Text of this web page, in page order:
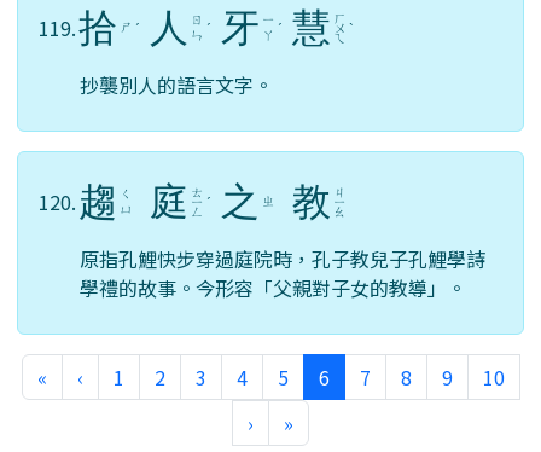
119.拾 ㄕ ˊ 人
ㄖ
ㄣ ˊ 牙 ㄧ
ㄚ ˊ 慧 ㄏ
ㄨ
ㄟ
ˋ
抄襲別人的語言文字。
120. 趨
ㄑ
ㄩ
庭 ㄊ
ㄧ
ㄥ
ˊ 之 ㄓ 教 ㄐ
ㄧ
ㄠ
原指孔鯉快步穿過庭院時，孔子教兒子孔鯉學詩
學禮的故事。今形容「父親對子女的教導」。
«第一頁
‹上一頁
1 2 3 4 5 6(目前頁次)
7 8 9
10
›下一頁
»最後頁